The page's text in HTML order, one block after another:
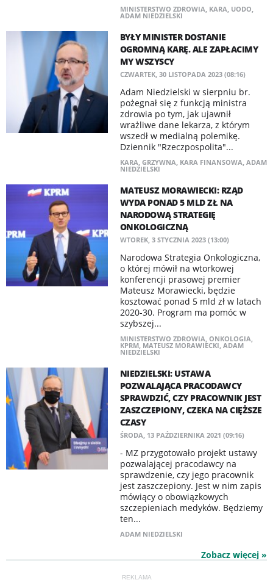
MINISTERSTWO ZDROWIA, KARA, UODO,
ADAM NIEDZIELSKI
BYŁY MINISTER DOSTANIE
OGROMNĄ KARĘ. ALE ZAPŁACIMY
MY WSZYSCY
CZWARTEK, 30 LISTOPADA 2023 (08:16)
Adam Niedzielski w sierpniu br.
pożegnał się z funkcją ministra
zdrowia po tym, jak ujawnił
wrażliwe dane lekarza, z którym
wszedł w medialną polemikę.
Dziennik "Rzeczpospolita"...
KARA, GRZYWNA, KARA FINANSOWA, ADAM
NIEDZIELSKI
MATEUSZ MORAWIECKI: RZĄD
WYDA PONAD 5 MLD ZŁ NA
NARODOWĄ STRATEGIĘ
ONKOLOGICZNĄ
WTOREK, 3 STYCZNIA 2023 (13:00)
Narodowa Strategia Onkologiczna,
o której mówił na wtorkowej
konferencji prasowej premier
Mateusz Morawiecki, będzie
kosztować ponad 5 mld zł w latach
2020-30. Program ma pomóc w
szybszej...
MINISTERSTWO ZDROWIA, ONKOLOGIA,
KPRM, MATEUSZ MORAWIECKI, ADAM
NIEDZIELSKI
NIEDZIELSKI: USTAWA
POZWALAJĄCA PRACODAWCY
SPRAWDZIĆ, CZY PRACOWNIK JEST
ZASZCZEPIONY, CZEKA NA CIĘŻSZE
CZASY
ŚRODA, 13 PAŹDZIERNIKA 2021 (09:16)
- MZ przygotowało projekt ustawy
pozwalającej pracodawcy na
sprawdzenie, czy jego pracownik
jest zaszczepiony. Jest w nim zapis
mówiący o obowiązkowych
szczepieniach medyków. Będziemy
ten...
ADAM NIEDZIELSKI
Zobacz więcej »
REKLAMA